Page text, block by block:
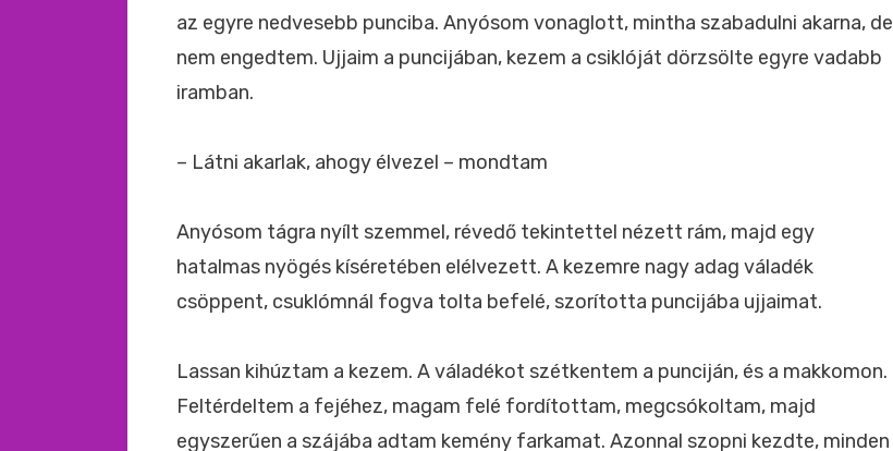
az egyre nedvesebb punciba. Anyósom vonaglott, mintha szabadulni akarna, de
nem engedtem. Ujjaim a puncijában, kezem a csiklóját dörzsölte egyre vadabb
iramban.
– Látni akarlak, ahogy élvezel – mondtam
Anyósom tágra nyílt szemmel, révedő tekintettel nézett rám, majd egy
hatalmas nyögés kíséretében elélvezett. A kezemre nagy adag váladék
csöppent, csuklómnál fogva tolta befelé, szorította puncijába ujjaimat.
Lassan kihúztam a kezem. A váladékot szétkentem a punciján, és a makkomon.
Feltérdeltem a fejéhez, magam felé fordítottam, megcsókoltam, majd
egyszerűen a szájába adtam kemény farkamat. Azonnal szopni kezdte, minden